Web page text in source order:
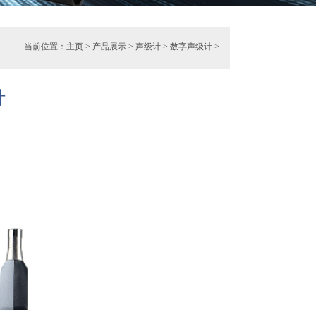
当前位置： 主页 > 产品展示 > 声级计 > 数字声级计 >